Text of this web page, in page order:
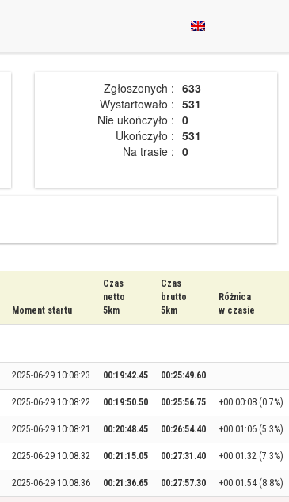
Zgłoszonych : 633
Wystartowało : 531
Nie ukończyło : 0
Ukończyło : 531
Na trasie : 0
Moment startu
Czas
netto
5km
Czas
brutto
5km
Różnica
w czasie
2025-06-29 10:08:23 00:19:42.45 00:25:49.60
2025-06-29 10:08:22 00:19:50.50 00:25:56.75 +00:00:08 (0.7%)
2025-06-29 10:08:21 00:20:48.45 00:26:54.40 +00:01:06 (5.3%)
2025-06-29 10:08:32 00:21:15.05 00:27:31.40 +00:01:32 (7.3%)
2025-06-29 10:08:36 00:21:36.65 00:27:57.30 +00:01:54 (8.8%)